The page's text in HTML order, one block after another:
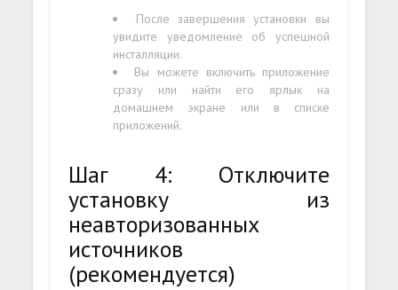
После завершения установки вы
увидите уведомление об успешной
инсталляции.
Вы можете включить приложение
сразу или найти его ярлык на
домашнем экране или в списке
приложений.
Шаг 4: Отключите
установку из
неавторизованных
источников
(рекомендуется)